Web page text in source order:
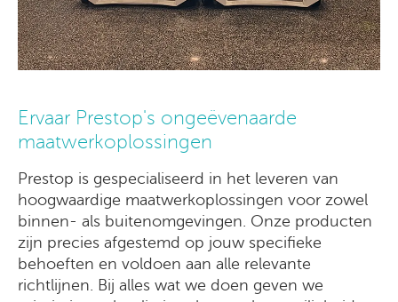
Ervaar Prestop's ongeëvenaarde
maatwerkoplossingen
Prestop is gespecialiseerd in het leveren van
hoogwaardige maatwerkoplossingen voor zowel
binnen- als buitenomgevingen. Onze producten
zijn precies afgestemd op jouw specifieke
behoeften en voldoen aan alle relevante
richtlijnen. Bij alles wat we doen geven we